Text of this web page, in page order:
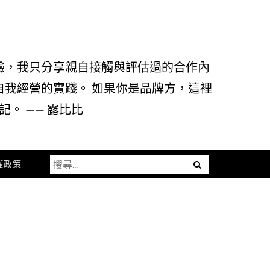
我只分享親自接觸與評估過的合作內
經營的實踐。 如果你是品牌方，這裡
。 —— 露比比
政策 Menu
搜
尋